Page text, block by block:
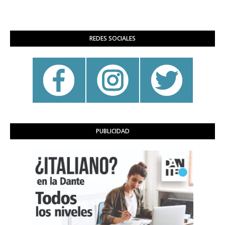
REDES SOCIALES
PUBLICIDAD